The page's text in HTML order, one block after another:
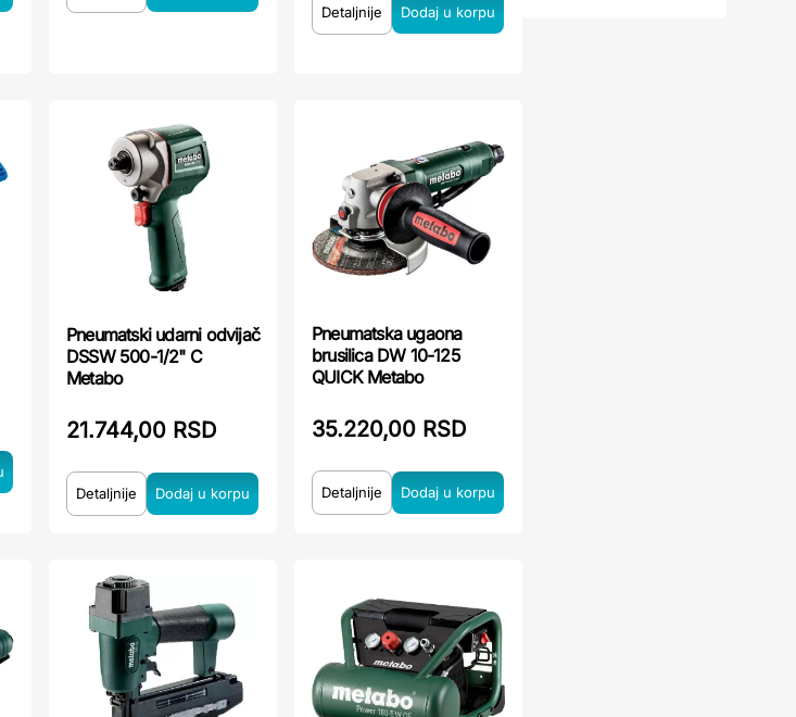
Detaljnije
Pneumatski udarni odvijač
DSSW 500-1/2" C
Metabo
21.744,00 RSD
Detaljnije
Pneumatska ugaona
brusilica DW 10-125
QUICK Metabo
35.220,00 RSD
Detaljnije